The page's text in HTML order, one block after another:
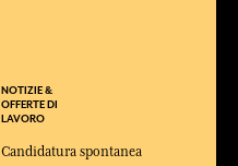
NOTIZIE &
OFFERTE DI
LAVORO
Candidatura spontanea